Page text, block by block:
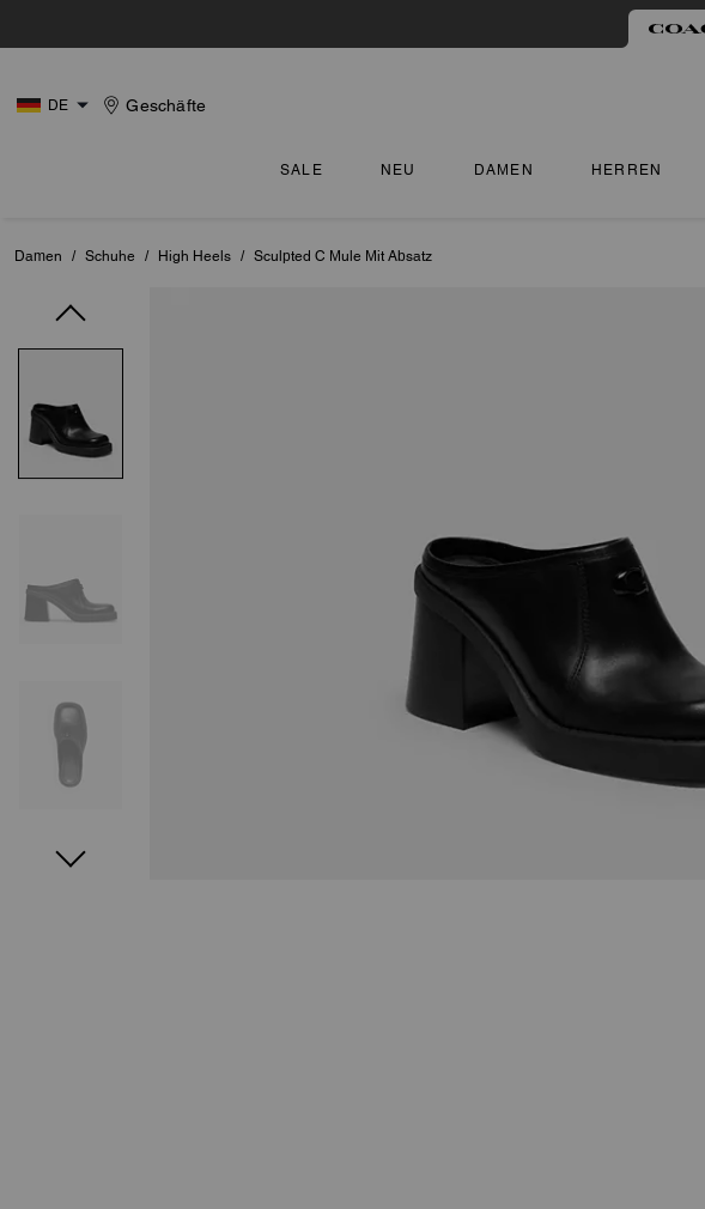
DE Geschäfte
SALE NEU DAMEN HERREN
Damen / Schuhe / High Heels / Sculpted C Mule Mit Absatz